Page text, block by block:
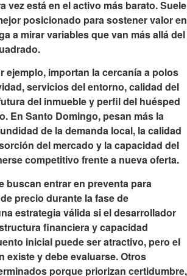
vez está en el activo más barato. Suele
posicionado para sostener valor en
a mirar variables que van más allá del
ejemplo, importan la cercanía a polos
servicios del entorno, calidad del
del inmueble y perfil del huésped
En Santo Domingo, pesan más la
de la demanda local, la calidad
del mercado y la capacidad del
competitivo frente a nueva oferta.
buscan entrar en preventa para
precio durante la fase de
estrategia válida si el desarrollador
financiera y capacidad
inicial puede ser atractivo, pero el
existe y debe evaluarse. Otros
porque priorizan certidumbre,